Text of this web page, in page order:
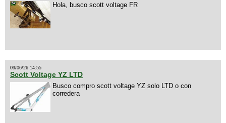
Hola, busco scott voltage FR
09/06/26 14:55
Scott Voltage YZ LTD
Busco compro scott voltage YZ solo LTD o con
corredera